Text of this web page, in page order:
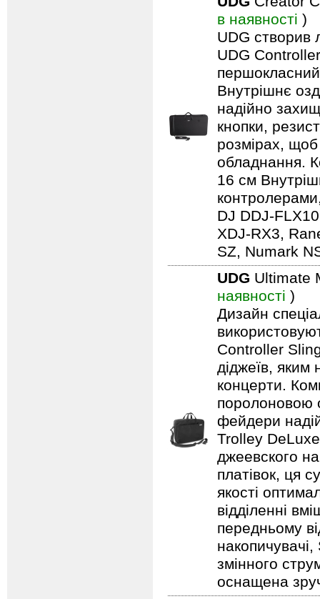
в наявності )
UDG створив
UDG
першокласний
Внутрішнє
надійно
кнопки,
розмірах, щоб
обладнання.
16 см
DJ DDJ-
XDJ-RX3,
SZ, Numark
UDG Ultimate
наявності )
Дизайн
Controller
діджеїв, яким
концерти.
поролоновою
фейдери
Trolley DeLuxe
джеевского
платівок, ця
якості
відділенні
передньому
змінного
оснащена